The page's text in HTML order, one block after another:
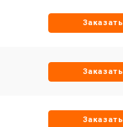
Заказать
Заказать
Заказать